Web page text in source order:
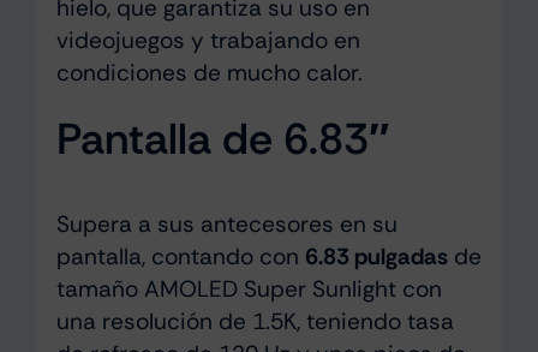
hielo, que garantiza su uso en
videojuegos y trabajando en
condiciones de mucho calor.
Pantalla de 6.83″
Supera a sus antecesores en su
pantalla, contando con 6.83 pulgadasde
tamaño AMOLED Super Sunlight con
una resolución de 1.5K, teniendo tasa